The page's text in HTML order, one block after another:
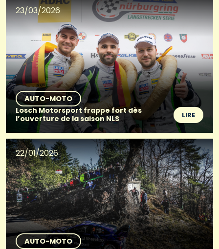
23/03/2026
AUTO-MOTO
Losch Motorsport frappe fort dès
l’ouverture de la saison NLS
LIRE
22/01/2026
AUTO-MOTO